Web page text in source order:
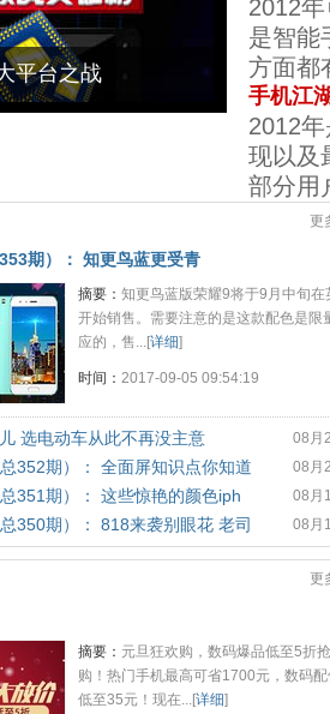
平台之战
2012
是智能
方面都
手机江
2012
现以及
部分用
更
期）： 知更鸟蓝更受青
摘要： 知更鸟蓝版荣耀9将于9月中旬在
开始销售。需要注意的是这款配色是限
应的，售...[详细]
时间： 2017-09-05 09:54:19
08月
选电动车从此不再没主意
08月
352期）： 全面屏知识点你知道
08月
351期）： 这些惊艳的颜色iph
08月
350期）： 818来袭别眼花 老司
更
摘要： 元旦狂欢购，数码爆品低至5折抢
购！热门手机最高可省1700元，数码
低至35元！现在...[详细]